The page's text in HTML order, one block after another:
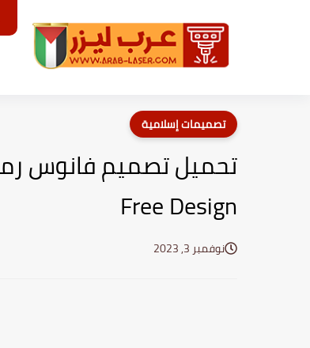
تصميمات إسلامية
Free Design
نوفمبر 3, 2023